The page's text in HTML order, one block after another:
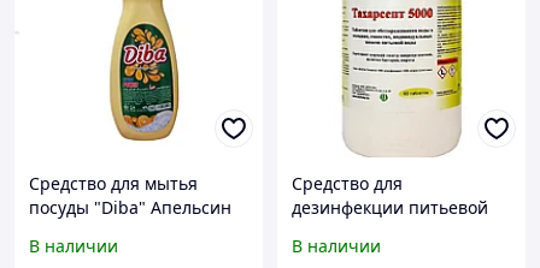
Средство для мытья
посуды "Diba" Апельсин
В наличии
Средство для
дезинфекции питьевой
В наличии